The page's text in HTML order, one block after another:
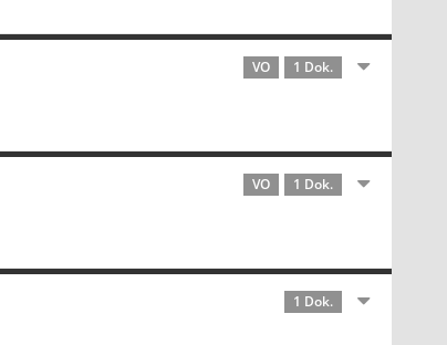
VO 1 Dok.
VO 1 Dok.
1 Dok.